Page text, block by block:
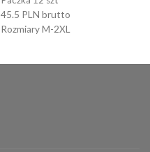
45.5 PLN brutto
Rozmiary M-2XL